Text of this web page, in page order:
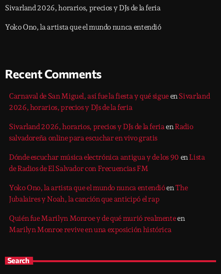
Sivarland 2026, horarios, precios y DJs de la feria
Yoko Ono, la artista que el mundo nunca entendió
Recent Comments
Carnaval de San Miguel, así fue la fiesta y qué sigueenSivarland
2026, horarios, precios y DJs de la feria
Sivarland 2026, horarios, precios y DJs de la feriaenRadio
salvadoreña online para escuchar en vivo gratis
Dónde escuchar música electrónica antigua y de los 90 enLista
de Radios de El Salvador con Frecuencias FM
Yoko Ono, la artista que el mundo nunca entendióenThe
Jubalaires y Noah, la canción que anticipó el rap
Quién fue Marilyn Monroe y de qué murió realmenteen
Marilyn Monroe revive en una exposición histórica
Search